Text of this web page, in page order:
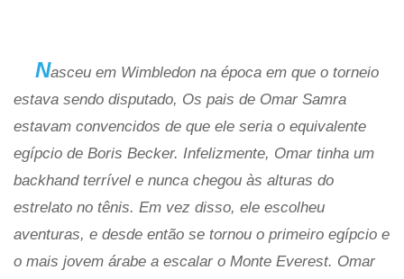
Nasceu em Wimbledon na época em que o torneio
estava sendo disputado, Os pais de Omar Samra
estavam convencidos de que ele seria o equivalente
egípcio de Boris Becker. Infelizmente, Omar tinha um
backhand terrível e nunca chegou às alturas do
estrelato no tênis. Em vez disso, ele escolheu
aventuras, e desde então se tornou o primeiro egípcio e
o mais jovem árabe a escalar o Monte Everest. Omar